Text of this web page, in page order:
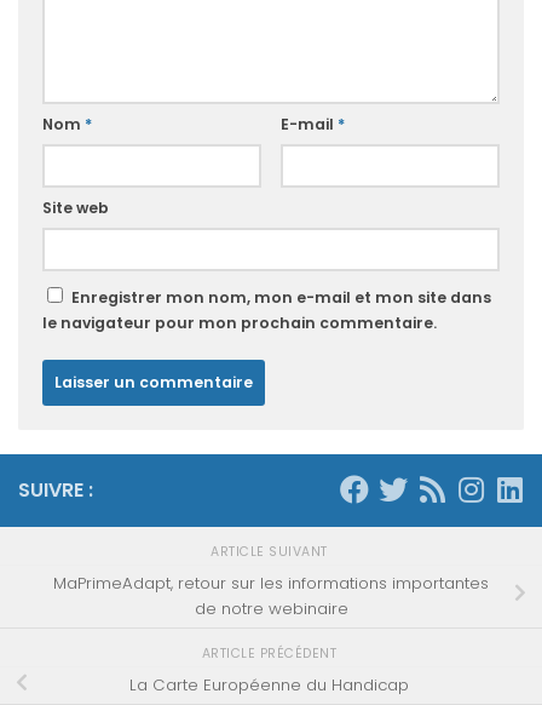
Nom * E-mail *
Site web
Enregistrer mon nom, mon e-mail et mon site dans
le navigateur pour mon prochain commentaire.
SUIVRE :
ARTICLE SUIVANT
MaPrimeAdapt, retour sur les informations importantes
de notre webinaire
ARTICLE PRÉCÉDENT
La Carte Européenne du Handicap